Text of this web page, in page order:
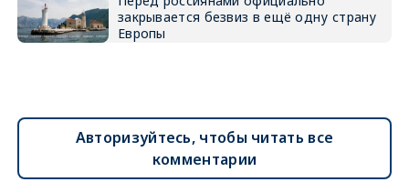
закрывается безвиз в ещё одну страну
Европы
Авторизуйтесь, чтобы читать все
комментарии